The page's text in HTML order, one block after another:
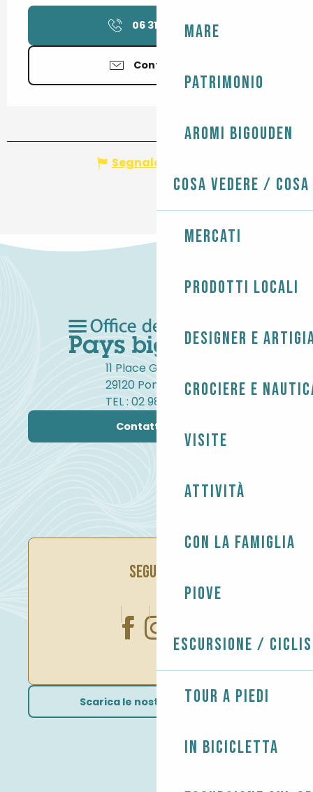
Mare
Patrimonio
Aromi Bigouden
Cosa vedere /
Mercati
Prodotti locali
Designer e
Crociere e
Visite
Attività
Con la famiglia
Piove
Escursione /
Tour a piedi
In bicicletta
06 31 90 70▒▒
Contattateci
Segnala un errore
11 Place Gambetta
29120 Pont-l'Abbé
TEL : 02 98 82 37 99
Contattateci
SEGUITECI
Scarica le nostre brochure